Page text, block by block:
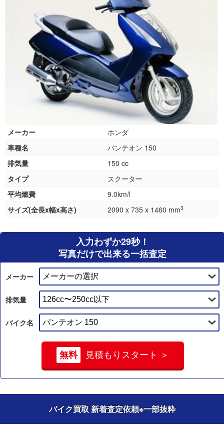
メーカー
ホンダ
車種名
パンテオン 150
排気量
150 cc
タイプ
スクーター
平均燃費
9.0km/l
サイズ(全長x幅x高さ)
2090 x 735 x 1460 mm3
入力わずか29秒！
写真だけで出来る一括査定
メーカー
排気量
バイク名
無料 見積もりスタート ＞
バイク買取 新着査定依頼※一部抜粋